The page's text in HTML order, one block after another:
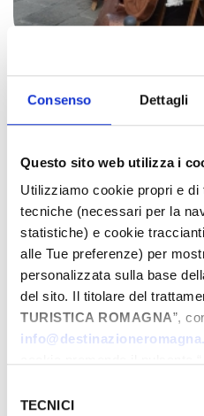
Consenso Dettagli
Questo sito web utilizza i
Utilizziamo cookie propri e di
tecniche (necessari per la
statistiche) e cookie
alle Tue preferenze) per
personalizzata sulla base
del sito. Il titolare del
TURISTICA ROMAGNA”,
gestire le tue preferenze
delTECNICI
Rimini Antiqua
Rimini
Rimini (RN)